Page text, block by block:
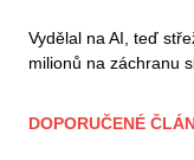
Vydělal na AI, teď
milionů na záchranu
DOPORUČENÉ